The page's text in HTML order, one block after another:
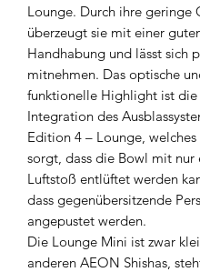
Lounge. Durch ihre geringe
überzeugt sie mit einer
Handhabung und lässt sich
mitnehmen. Das optische
funktionelle Highlight ist die
Integration des
Edition 4 – Lounge, welches
sorgt, dass die Bowl mit nur
Luftstoß entlüftet werden
dass gegenübersitzende
angepustet werden.
Die Lounge Mini ist zwar
anderen AEON Shishas,